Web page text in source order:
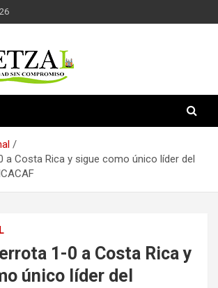
de Cholula
a Costa Rica y sigue como único líder del
1-0 a Costa Rica y
único líder del